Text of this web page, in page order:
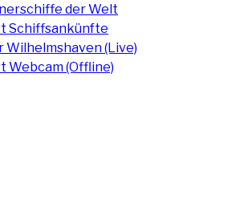
der Welt
Schiffsankünfte
(Live)
Webcam (Offline)